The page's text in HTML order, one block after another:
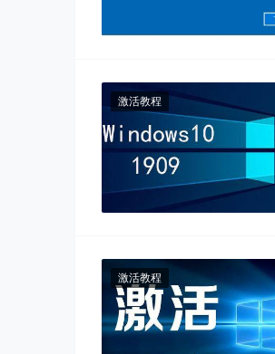
激活教程
激活教程